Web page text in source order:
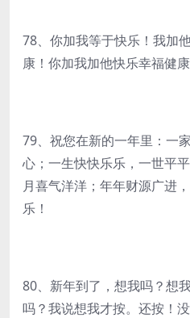
78、你加我等于快乐！我加
康！你加我加他快乐幸福健
79、祝您在新的一年里：一
心；一生快快乐乐，一世平
月喜气洋洋；年年财源广进
乐！
80、新年到了，想我吗？想
吗？我说想我才按。还按！